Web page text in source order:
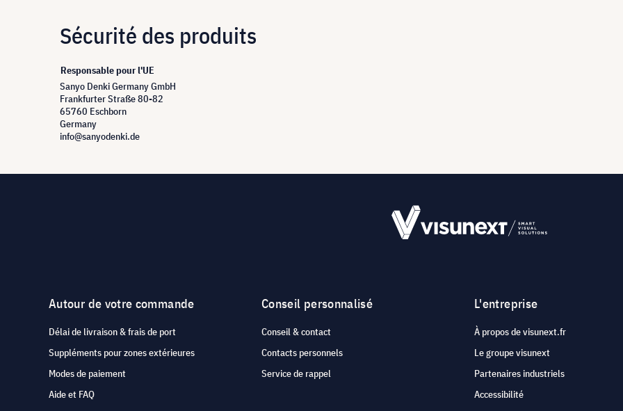
Sécurité des produits
Responsable pour l'UE
Sanyo Denki Germany GmbH
Frankfurter Straße 80-82
65760 Eschborn
Germany
info@sanyodenki.de
Autour de votre commande
Délai de livraison & frais de port
Suppléments pour zones extérieures
Modes de paiement
Aide et FAQ
Conseil personnalisé
Conseil & contact
Contacts personnels
Service de rappel
L'entreprise
À propos de visunext.fr
Le groupe visunext
Partenaires industriels
Accessibilité